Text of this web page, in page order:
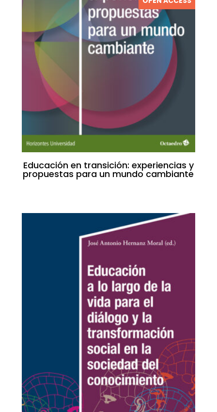
Educación en transición: experiencias y
propuestas para un mundo cambiante